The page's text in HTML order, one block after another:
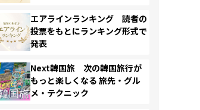
エアラインランキング 読者の
投票をもとにランキング形式で
発表
Next韓国旅 次の韓国旅行が
もっと楽しくなる 旅先・グル
メ・テクニック